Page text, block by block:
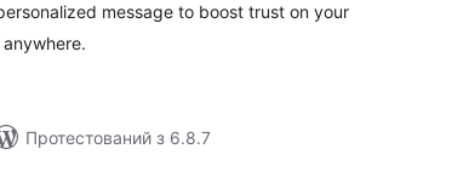
message to boost trust on your
Протестований з 6.8.7